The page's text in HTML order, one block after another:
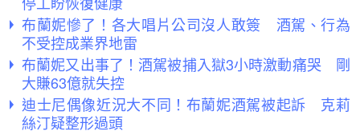
布蘭妮慘了！各大唱片公司沒人敢簽 酒駕、行為
不受控成業界地雷
布蘭妮又出事了！酒駕被捕入獄3小時激動痛哭 剛
大賺63億就失控
迪士尼偶像近況大不同！布蘭妮酒駕被起訴 克莉
絲汀疑整形過頭